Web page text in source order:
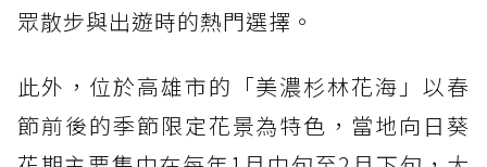
眾散步與出遊時的熱門選擇。
此外，位於高雄市的「美濃杉林花海」以春
節前後的季節限定花景為特色，當地向日葵